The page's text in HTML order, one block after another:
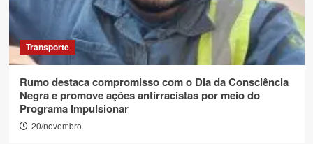
Transporte
Rumo destaca compromisso com o Dia da Consciência
Negra e promove ações antirracistas por meio do
Programa Impulsionar
20/novembro